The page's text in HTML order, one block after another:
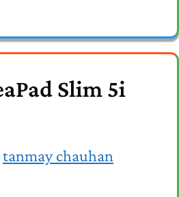
Slim 5i
tanmay chauhan